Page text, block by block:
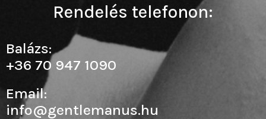
Rendelés telefonon:
Balázs:
+36 70 947 1090
Email:
info@gentlemanus.hu